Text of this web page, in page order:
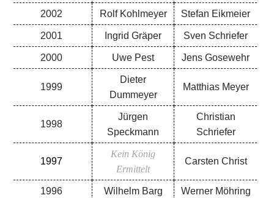
2002 Rolf Kohlmeyer Stefan Eikmeier
2001 Ingrid Gräper Sven Schriefer
2000 Uwe Pest Jens Gosewehr
1999
Dieter
Dummeyer
Matthias Meyer
1998
Jürgen
Speckmann
Christian
Schriefer
1997
Kein König
Ermittelt
Carsten Christ
1996 Wilhelm Barg Werner Möhring